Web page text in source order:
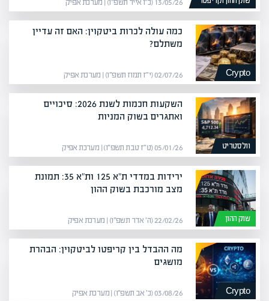
13/05/26 (כ״ו אייר תשפ״ו) | מערכת אפיק
Crypto
כמה עולה לכרות ביטקוין: האם זה עדיין
משתלם?
02/07/26 (י״ז תמוז תשפ״ו) | מערכת אפיק
וולסטריט
השקעות חכמות לשנת 2026: סיכויים
ואתגרים בשוק המניות
05/01/26 (ט״ז טבת תשפ״ו) | מערכת אפיק
שוק ההון
ירידות במדדי ת"א 125 ות"א 35: תמונת
מצב מורכבת בשוק ההון
22/02/26 (ה׳ אדר תשפ״ו) | מערכת אפיק
Crypto
מה ההבדל בין קריפטו לביטקוין: הבהרת
מושגים
03/08/26 (כ׳ אב תשפ״ו) | מערכת אפיק